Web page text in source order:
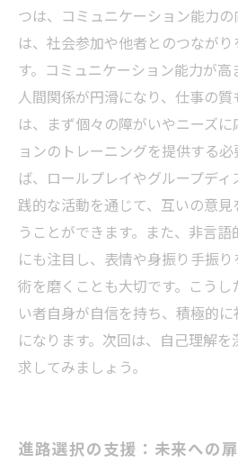
つは、コミュニケーション能力
は、社会参加や他者とのつなが
す。コミュニケーション能力が
人間関係が円滑になり、仕事の
は、まず個々の障がいやニーズ
ョンのトレーニングを提供する
ば、ロールプレイやグループデ
践的な活動を通じて、互いの意
うことができます。また、非言
にも注目し、表情や身振り手振
術を磨くことも大切です。こう
い者自身が自信を持ち、積極的
になります。次回は、自己理解
求してみましょう。
進路選択の支援：未来への